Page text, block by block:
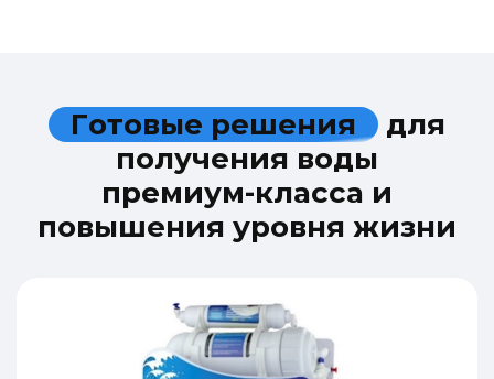
Готовые решения для
получения воды
премиум-класса и
повышения уровня жизни